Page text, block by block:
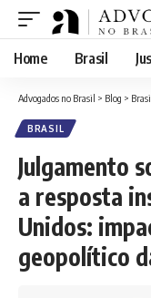
Home Brasil
Advogados no Brasil > Blog >
BRASIL
Julgamento
a resposta
Unidos:
geopolítico